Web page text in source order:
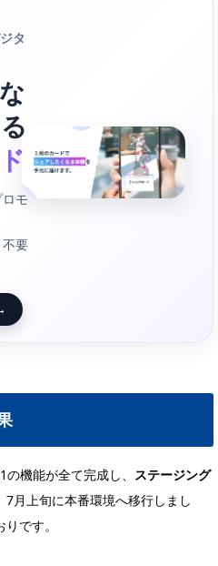
タ
モ
要
機能が全て完成し、 ステージング
7月上旬に本番環境へ移行しまし
です。